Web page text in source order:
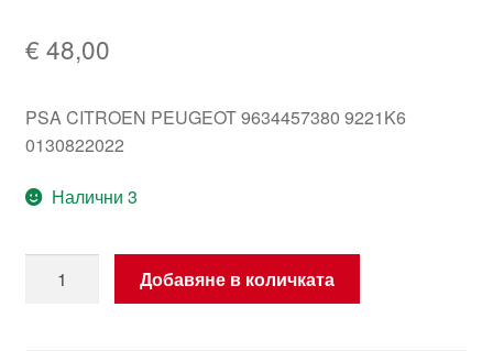
€ 48,00
PSA CITROEN PEUGEOT 9634457380 9221K6
0130822022
Налични 3
Добавяне в количката